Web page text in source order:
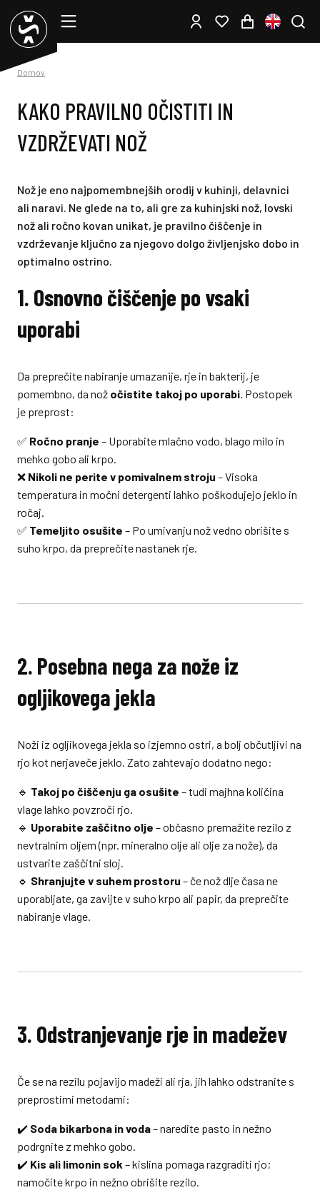
Domov
KAKO PRAVILNO OČISTITI IN
VZDRŽEVATI NOŽ
Nož je eno najpomembnejših orodij v kuhinji, delavnici
ali naravi. Ne glede na to, ali gre za kuhinjski nož, lovski
nož ali ročno kovan unikat, je pravilno čiščenje in
vzdrževanje ključno za njegovo dolgo življenjsko dobo in
optimalno ostrino.
1. Osnovno čiščenje po vsaki
uporabi
Da preprečite nabiranje umazanije, rje in bakterij, je
pomembno, da nož očistite takoj po uporabi. Postopek
je preprost:
✅ Ročno pranje – Uporabite mlačno vodo, blago milo in
mehko gobo ali krpo.
❌ Nikoli ne perite v pomivalnem stroju – Visoka
temperatura in močni detergenti lahko poškodujejo jeklo in
ročaj.
✅ Temeljito osušite – Po umivanju nož vedno obrišite s
suho krpo, da preprečite nastanek rje.
2. Posebna nega za nože iz
ogljikovega jekla
Noži iz ogljikovega jekla so izjemno ostri, a bolj občutljivi na
rjo kot nerjaveče jeklo. Zato zahtevajo dodatno nego:
🔹 Takoj po čiščenju ga osušite – tudi majhna količina
vlage lahko povzroči rjo.
🔹 Uporabite zaščitno olje – občasno premažite rezilo z
nevtralnim oljem (npr. mineralno olje ali olje za nože), da
ustvarite zaščitni sloj.
🔹 Shranjujte v suhem prostoru – če nož dlje časa ne
uporabljate, ga zavijte v suho krpo ali papir, da preprečite
nabiranje vlage.
3. Odstranjevanje rje in madežev
Če se na rezilu pojavijo madeži ali rja, jih lahko odstranite s
preprostimi metodami:
✔️ Soda bikarbona in voda– naredite pasto in nežno
podrgnite z mehko gobo.
✔️ Kis ali limonin sok – kislina pomaga razgraditi rjo;
namočite krpo in nežno obrišite rezilo.